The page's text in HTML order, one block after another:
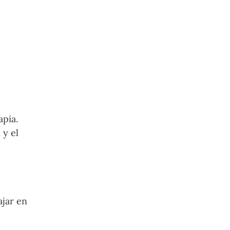
y el
en